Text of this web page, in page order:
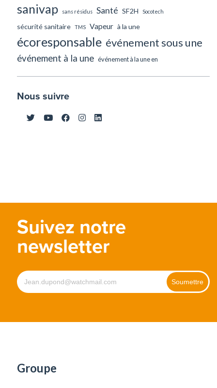
sanivap sans résidus Santé SF2H Socotech
sécurité sanitaire TMS Vapeur à la une
écoresponsable événement sous une
événement à la une événement à la une en
Nous suivre
Suivez notre
newsletter
Groupe